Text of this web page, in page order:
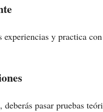
experiencias y practica
pasar pruebas